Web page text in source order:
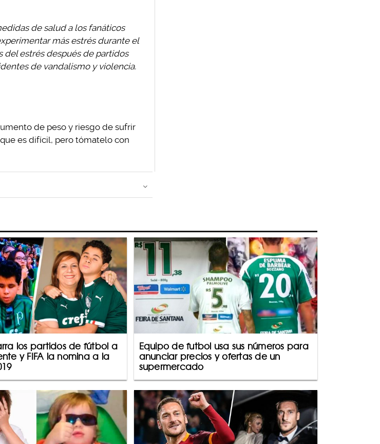
de salud a los fanáticos
más estrés durante el
del estrés después de partidos
de vandalismo y violencia.
de peso y riesgo de sufrir
es difícil, pero tómatelo con
los partidos de fútbol a
y FIFA la nomina a la
Equipo de futbol usa sus números para
anunciar precios y ofertas de un
supermercado